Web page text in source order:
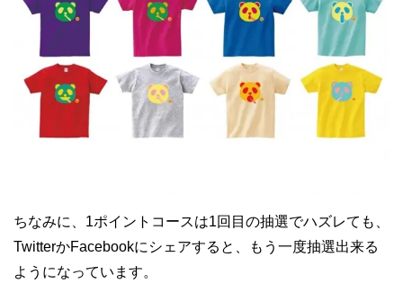
ちなみに、1ポイントコースは1回目の抽選でハズレても、
TwitterかFacebookにシェアすると、もう一度抽選出来る
ようになっています。